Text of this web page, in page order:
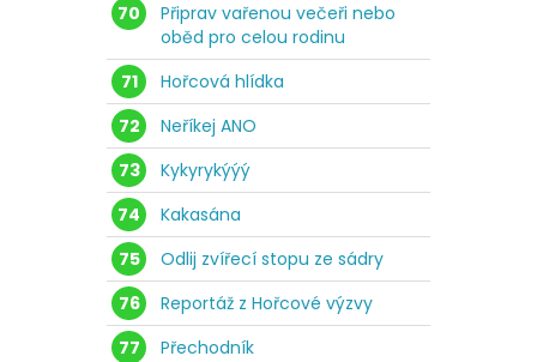
70
Připrav vařenou večeři nebo
oběd pro celou rodinu
71
Hořcová hlídka
72
Neříkej ANO
73
Kykyrykýýý
74
Kakasána
75
Odlij zvířecí stopu ze sádry
76
Reportáž z Hořcové výzvy
77
Přechodník